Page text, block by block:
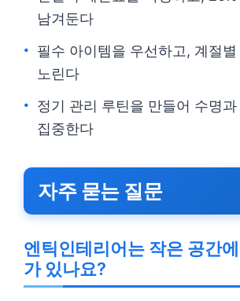
남겨둔다
필수 아이템을 우선하고, 계절
노린다
정기 관리 루틴을 만들어 수명
집중한다
자주 묻는 질문
엔틱인테리어는 작은 공간
가 있나요?